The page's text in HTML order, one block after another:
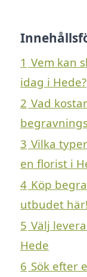
1 Vem kan
idag i Hede?
2 Vad
3 Vilka
en florist i
4 Köp
utbudet här!
5 Välj
Hede
6 Sök efter